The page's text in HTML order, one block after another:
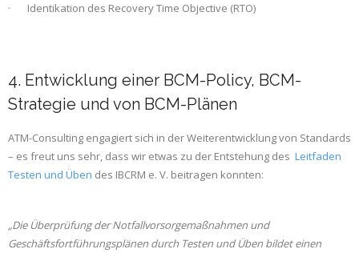
· Identikation des Recovery Time Objective (RTO)
4. Entwicklung einer BCM-Policy, BCM-
Strategie und von BCM-Plänen
ATM-Consulting engagiert sich in der Weiterentwicklung von Standards
– es freut uns sehr, dass wir etwas zu der Entstehung des Leitfaden
Testen und Üben des IBCRM e. V. beitragen konnten:
„Die Überprüfung der Notfallvorsorgemaßnahmen und
Geschäftsfortführungsplänen durch Testen und Üben bildet einen